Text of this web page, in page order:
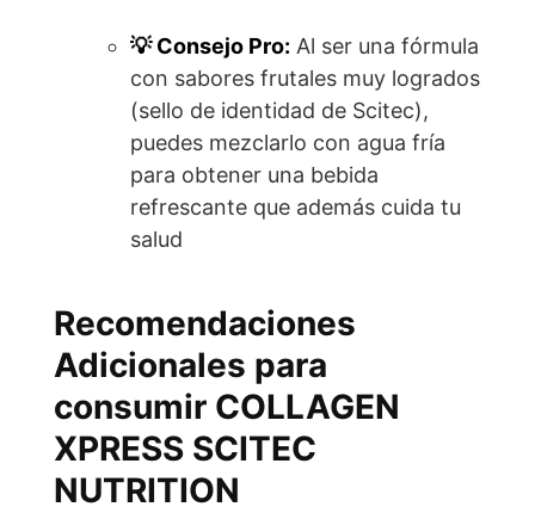
💡 Consejo Pro: Al ser una fórmula
con sabores frutales muy logrados
(sello de identidad de Scitec),
puedes mezclarlo con agua fría
para obtener una bebida
refrescante que además cuida tu
salud
Recomendaciones
Adicionales para
consumir COLLAGEN
XPRESS SCITEC
NUTRITION